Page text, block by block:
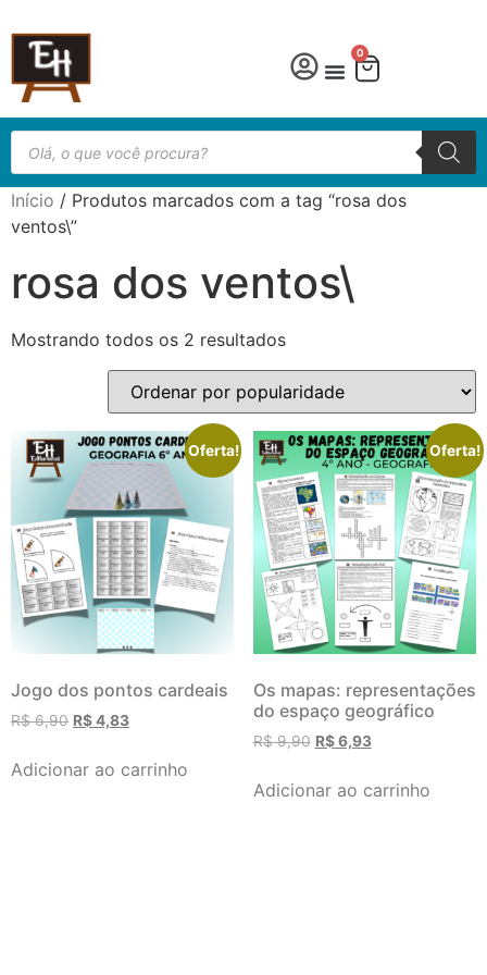
0
Início / Produtos marcados com a tag “rosa dos
ventos\”
rosa dos ventos\
Mostrando todos os 2 resultados
Oferta!
Jogo dos pontos cardeais
R$6,90 R$4,83
Adicionar ao carrinho
Oferta!
Os mapas: representações
do espaço geográfico
R$9,90 R$6,93
Adicionar ao carrinho